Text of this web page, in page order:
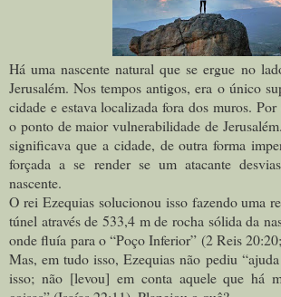
Há uma nascente natural que se ergue no
Jerusalém. Nos tempos antigos, era o único
cidade e estava localizada fora dos muros. Por
o ponto de maior vulnerabilidade de
significava que a cidade, de outra forma
forçada a se render se um atacante
nascente.
O rei Ezequias solucionou isso fazendo uma
túnel através de 533,4 m de rocha sólida da
onde fluía para o “Poço Inferior” (2 Reis
Mas, em tudo isso, Ezequias não pediu
isso; não [levou] em conta aquele que há